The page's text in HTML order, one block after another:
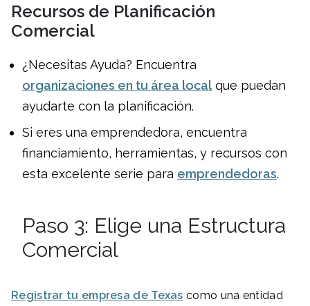
Recursos de Planificación
Comercial
¿Necesitas Ayuda? Encuentra
organizaciones en tu área local que puedan
ayudarte con la planificación.
Si eres una emprendedora, encuentra
financiamiento, herramientas, y recursos con
esta excelente serie para emprendedoras.
Paso 3: Elige una Estructura
Comercial
Registrar tu empresa de Texas como una entidad